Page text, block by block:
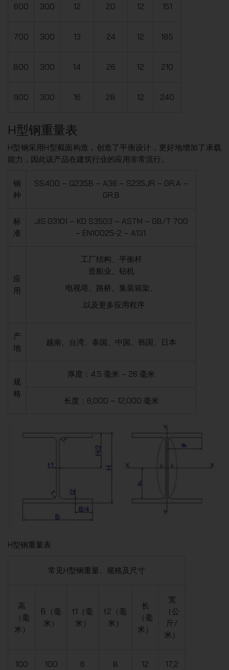
600 300 12 20 12 151
700 300 13 24 12 185
800 300 14 26 12 210
900 300 16 28 12 240
H型钢重量表
H型钢采用H型截面构造，创造了平衡设计，更好地增加了承载
能力，因此该产品在建筑行业的应用非常流行。
钢
种
SS400 – Q235B – A36 – S235JR – GR.A –
GR.B
标
准
JIS G3101 – KD S3503 – ASTM – GB/T 700
– EN10025-2 – A131
应
用
工厂结构、平衡杆
造船业、钻机
电视塔、路桥、集装箱架、
…以及更多应用程序
产
地
越南、台湾、泰国、中国、韩国、日本
规
格
厚度：4.5 毫米 – 26 毫米
长度：6,000 – 12,000 毫米
H型钢重量表
常见H型钢重量、规格及尺寸
高
（毫
米）
B（毫
米）
t1（毫
米）
t2（毫
米）
长
（毫
米）
宽
（公
斤/
米）
100 100 6 8 12 17,2